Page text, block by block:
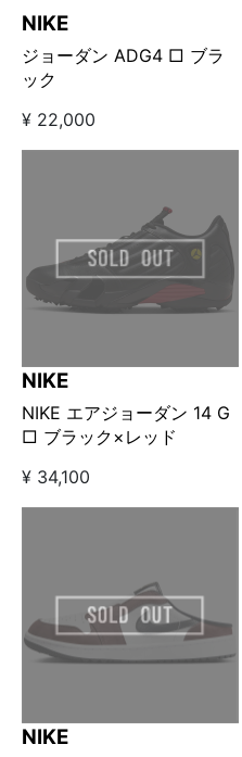
NIKE
ジョーダン ADG4 □ ブラ
ック
¥ 22,000
NIKE
NIKE エアジョーダン 14 G
□ ブラック×レッド
¥ 34,100
NIKE